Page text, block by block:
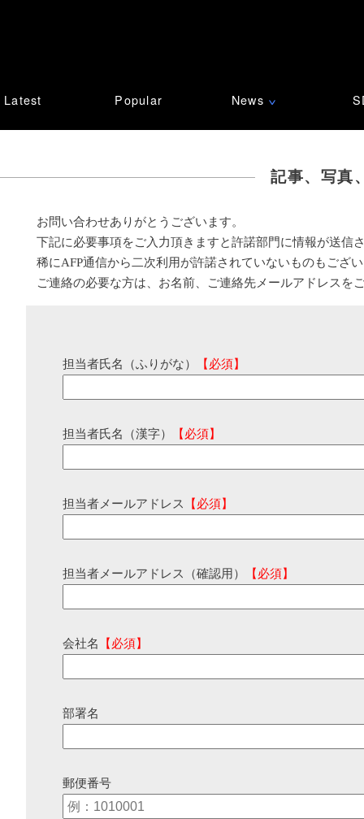
Latest Popular News ∨
記事、写真
お問い合わせありがとうございます。
下記に必要事項をご入力頂きますと許諾部門に情報が送信
稀にAFP通信から二次利用が許諾されていないものもござ
ご連絡の必要な方は、お名前、ご連絡先メールアドレスを
担当者氏名（ふりがな） 【必須】
担当者氏名（漢字） 【必須】
担当者メールアドレス 【必須】
担当者メールアドレス（確認用） 【必須】
会社名 【必須】
部署名
郵便番号